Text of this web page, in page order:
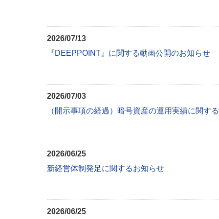
2026/07/13
『DEEPPOINT』に関する動画公開のお知らせ
2026/07/03
（開示事項の経過）暗号資産の運用実績に関す
2026/06/25
新経営体制発足に関するお知らせ
2026/06/25